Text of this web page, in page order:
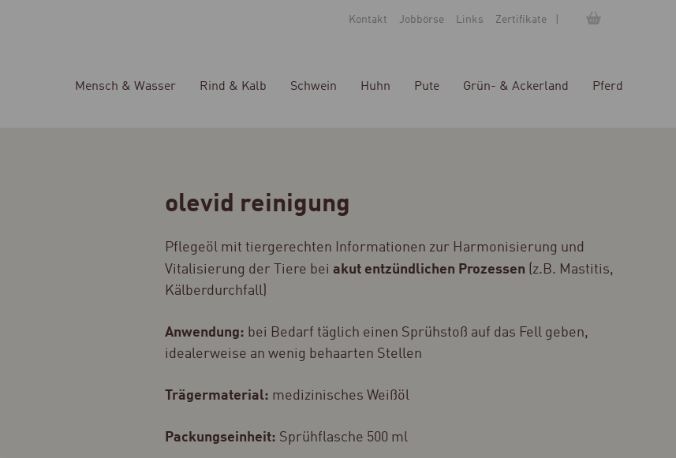
Mensch & Wasser Rind & Kalb Schwein Huhn Pute Grün- & Ackerland Pferd
Kontakt Jobbörse Links Zertifikate
olevid reinigung
Pflegeöl mit tiergerechten Informationen zur Harmonisierung und
Vitalisierung der Tiere beiakut entzündlichen Prozessen (z.B. Mastitis,
Kälberdurchfall)
Anwendung: bei Bedarf täglich einen Sprühstoß auf das Fell geben,
idealerweise an wenig behaarten Stellen
Trägermaterial: medizinisches Weißöl
Packungseinheit: Sprühflasche 500 ml